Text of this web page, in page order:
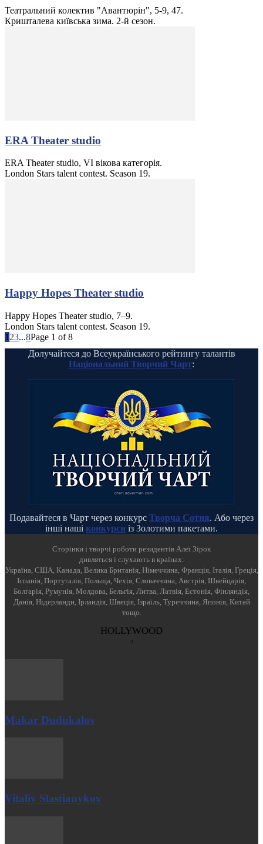
Театральний колектив "Авантюрін", 5-9, 47.
Кришталева київська зима. 2-й сезон.
ERA Theater studio
ERA Theater studio, VI вікова категорія.
London Stars talent contest. Season 19.
Happy Hopes Theater studio
Happy Hopes Theater studio, 7–9.
London Stars talent contest. Season 19.
1 23...8Page 1 of 8
Долучайтеся до Всеукраїнського рейтингу талантів
Національний Творчий Чарт:
Подавайтеся в Чарт через конкурс Творча Сотня. Або через
інші наші конкурси із Золотими пакетами.
Cторінки і творчі роботи резидентів Алеї Зірок
дивляться і слухають в країнах:
Україна, США, Канада, Велика Британія, Німеччина, Франція, Італія, Греція,
Іспанія, Португалія, Польща, Чехія, Словаччина, Австрія, Швейцарія,
Болгарія, Румунія, Молдова, Бельгія, Литва, Латвія, Естонія, Фінляндія,
Данія, Нідерланди, Ірландія, Швеція, Ізраїль, Туреччина, Японія, Китай
тощо.
HOLLYWOOD
Makar Dudukalov
Vitaliy Slastianykov